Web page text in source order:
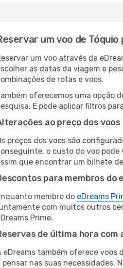
um voo de Tóquio
um voo através da
as datas da viagem e
de rotas e voos.
oferecemos uma opção
E pode aplicar filtros
ao preço dos
preços dos voos são
o custo do voo pode
que encontrar um bilhete
para membros do
membro do eDreams
com muitos outros
Prime.
de última hora com
eDreams também oferece voos
pensar nas suas necessidades.